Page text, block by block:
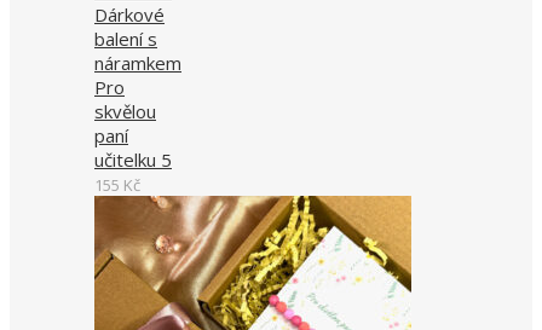
Dárkové
balení s
náramkem
Pro
skvělou
paní
učitelku 5
155 Kč